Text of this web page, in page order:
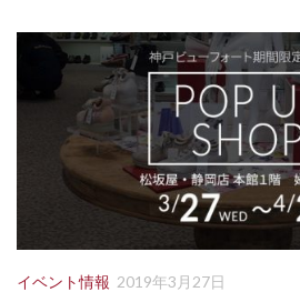
イベント情報 2019年3月27日